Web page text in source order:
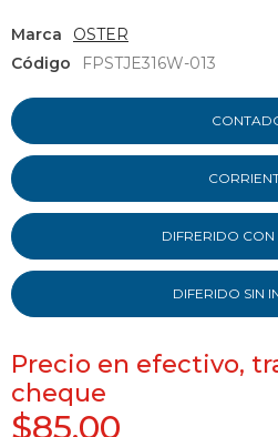
Marca
OSTER
Código
FPSTJE316W-013
DIFRERIDO CON
DIFERIDO SIN
Precio en efectivo,
cheque
$85,00